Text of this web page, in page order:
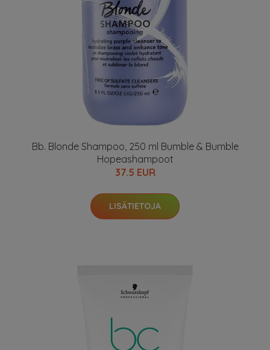
Bb. Blonde Shampoo, 250 ml Bumble & Bumble
Hopeashampoot
37.5 EUR
LISÄTIETOJA